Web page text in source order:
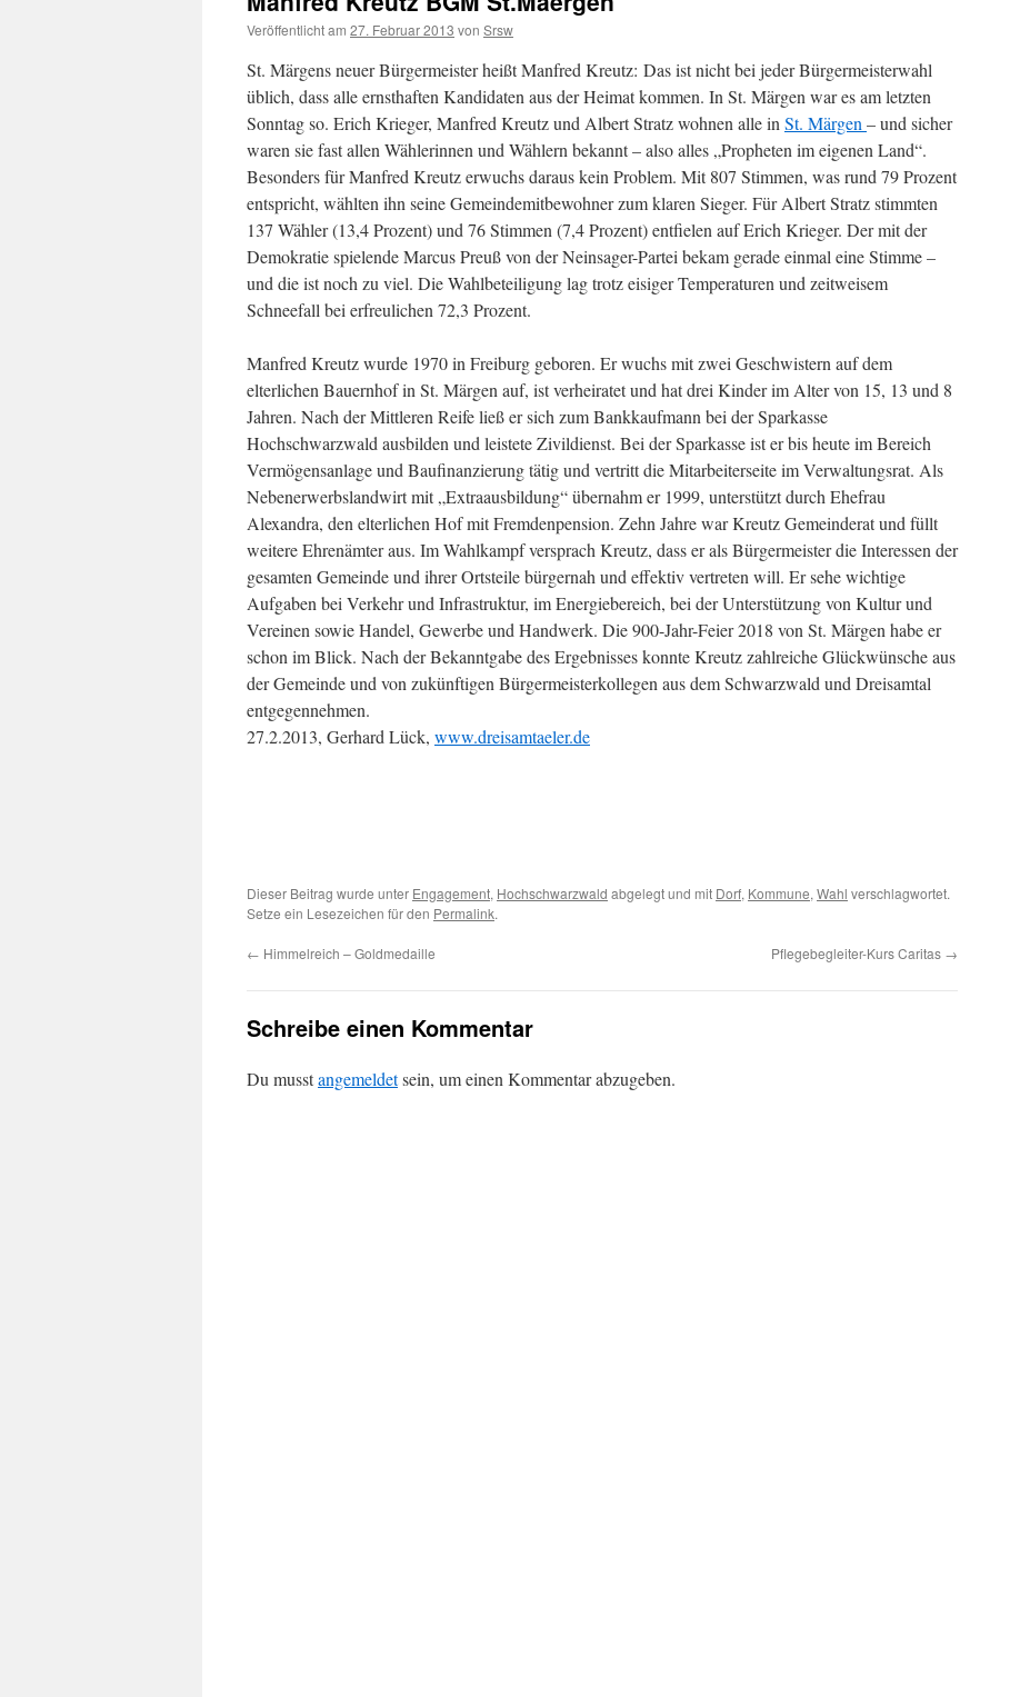
Veröffentlicht am 27. Februar 2013 von Srsw
St. Märgens neuer Bürgermeister heißt Manfred Kreutz: Das ist nicht bei jeder Bürgermeisterwahl
üblich, dass alle ernsthaften Kandidaten aus der Heimat kommen. In St. Märgen war es am letzten
Sonntag so. Erich Krieger, Manfred Kreutz und Albert Stratz wohnen alle in St. Märgen – und sicher
waren sie fast allen Wählerinnen und Wählern bekannt – also alles „Propheten im eigenen Land“.
Besonders für Manfred Kreutz erwuchs daraus kein Problem. Mit 807 Stimmen, was rund 79 Prozent
entspricht, wählten ihn seine Gemeindemitbewohner zum klaren Sieger. Für Albert Stratz stimmten
137 Wähler (13,4 Prozent) und 76 Stimmen (7,4 Prozent) entfielen auf Erich Krieger. Der mit der
Demokratie spielende Marcus Preuß von der Neinsager-Partei bekam gerade einmal eine Stimme –
und die ist noch zu viel. Die Wahlbeteiligung lag trotz eisiger Temperaturen und zeitweisem
Schneefall bei erfreulichen 72,3 Prozent.
Manfred Kreutz wurde 1970 in Freiburg geboren. Er wuchs mit zwei Geschwistern auf dem
elterlichen Bauernhof in St. Märgen auf, ist verheiratet und hat drei Kinder im Alter von 15, 13 und 8
Jahren. Nach der Mittleren Reife ließ er sich zum Bankkaufmann bei der Sparkasse
Hochschwarzwald ausbilden und leistete Zivildienst. Bei der Sparkasse ist er bis heute im Bereich
Vermögensanlage und Baufinanzierung tätig und vertritt die Mitarbeiterseite im Verwaltungsrat. Als
Nebenerwerbslandwirt mit „Extraausbildung“ übernahm er 1999, unterstützt durch Ehefrau
Alexandra, den elterlichen Hof mit Fremdenpension. Zehn Jahre war Kreutz Gemeinderat und füllt
weitere Ehrenämter aus. Im Wahlkampf versprach Kreutz, dass er als Bürgermeister die Interessen der
gesamten Gemeinde und ihrer Ortsteile bürgernah und effektiv vertreten will. Er sehe wichtige
Aufgaben bei Verkehr und Infrastruktur, im Energiebereich, bei der Unterstützung von Kultur und
Vereinen sowie Handel, Gewerbe und Handwerk. Die 900-Jahr-Feier 2018 von St. Märgen habe er
schon im Blick. Nach der Bekanntgabe des Ergebnisses konnte Kreutz zahlreiche Glückwünsche aus
der Gemeinde und von zukünftigen Bürgermeisterkollegen aus dem Schwarzwald und Dreisamtal
entgegennehmen.
27.2.2013, Gerhard Lück, www.dreisamtaeler.de
Dieser Beitrag wurde unter Engagement, Hochschwarzwald abgelegt und mit Dorf, Kommune, Wahl verschlagwortet.
Setze ein Lesezeichen für den Permalink.
← Himmelreich – Goldmedaille Pflegebegleiter-Kurs Caritas →
Schreibe einen Kommentar
Du musstangemeldetsein, um einen Kommentar abzugeben.